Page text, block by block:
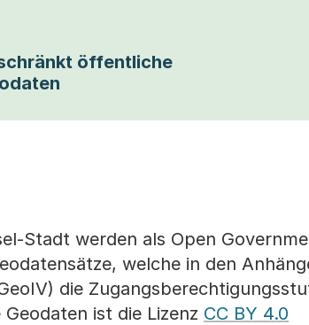
öffentliche
Stadt werden als Open
welche in den
die
ist die Lizenz CC BY 4.0